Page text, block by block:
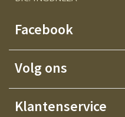
Facebook
Volg ons
Klantenservice